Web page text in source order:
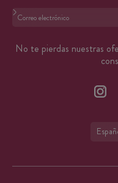
Formato:
No te pierdas nuestras